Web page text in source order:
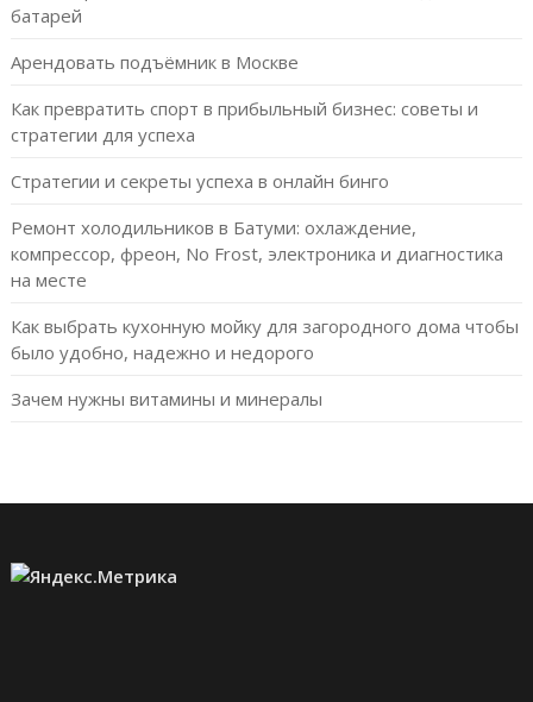
батарей
Арендовать подъёмник в Москве
Как превратить спорт в прибыльный бизнес: советы и
стратегии для успеха
Стратегии и секреты успеха в онлайн бинго
Ремонт холодильников в Батуми: охлаждение,
компрессор, фреон, No Frost, электроника и диагностика
на месте
Как выбрать кухонную мойку для загородного дома чтобы
было удобно, надежно и недорого
Зачем нужны витамины и минералы